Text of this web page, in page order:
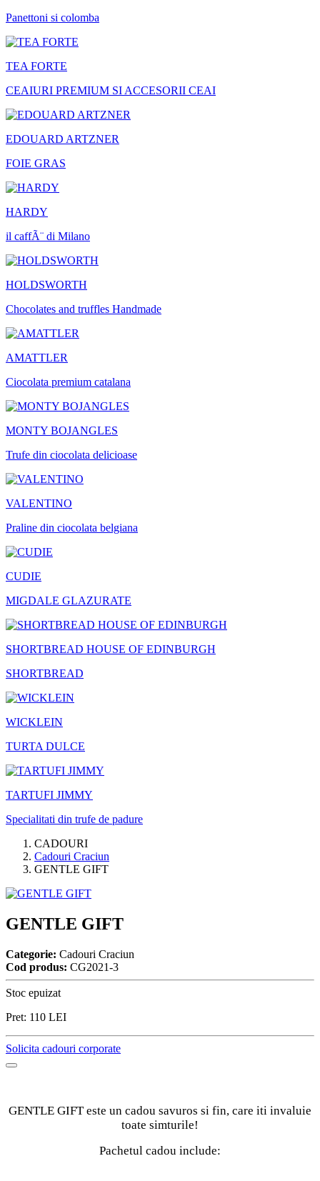
Panettoni si colomba
TEA FORTE
CEAIURI PREMIUM SI ACCESORII CEAI
EDOUARD ARTZNER
FOIE GRAS
HARDY
il caffÃ¨ di Milano
HOLDSWORTH
Chocolates and truffles Handmade
AMATTLER
Ciocolata premium catalana
MONTY BOJANGLES
Trufe din ciocolata delicioase
VALENTINO
Praline din ciocolata belgiana
CUDIE
MIGDALE GLAZURATE
SHORTBREAD HOUSE OF EDINBURGH
SHORTBREAD
WICKLEIN
TURTA DULCE
TARTUFI JIMMY
Specialitati din trufe de padure
CADOURI
Cadouri Craciun
GENTLE GIFT
GENTLE GIFT
Categorie: Cadouri Craciun
Cod produs: CG2021-3
Stoc epuizat
Pret: 110 LEI
Solicita cadouri corporate
GENTLE GIFT este un cadou savuros si fin, care iti invaluie
toate simturile!
Pachetul cadou include: